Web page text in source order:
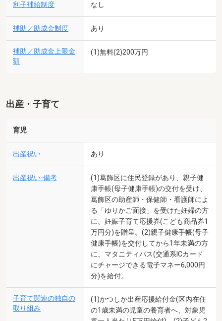
利子補給制度 なし
補助／助成金制度 あり
補助／助成金上限金
額
(1)無料(2)200万円
出産・子育て
育児
出産祝い あり
出産祝い-備考
(1)葛飾区に住民登録があり、親子健
康手帳(母子健康手帳)の交付を受け、
葛飾区の助産師・保健師・看護師によ
る「ゆりかご面接」を受けた妊婦の方
に、妊娠子育て応援券(こども商品券1
万円分)を贈呈。(2)親子健康手帳(母子
健康手帳)を交付してから1年未満の方
に、マタニティパス(交通系ICカード
にチャージできる電子マネー6,000円
分)を給付。
子育て関連の独自の
取り組み
(1)かつしか出産応援給付金(区内在住
の1歳未満の児童の養育者へ、対象児